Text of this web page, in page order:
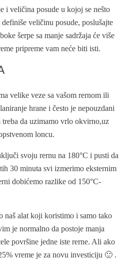
i veličina posude u kojoj se nešto
veličinu posude, poslušajte
šerpe sa manje sadržaja će više
pripreme vam neće biti isti.
velike veze sa vašom rernom ili
hrane i često je nepouzdani
da uzimamo vrlo okvirno,uz
loncu.
svoju rernu na 180°C i pusti da
30 minuta svi izmerimo eksternim
dobićemo razlike od 150°C-
naš alat koji koristimo i samo tako
je normalno da postoje manja
površine jedne iste rerne. Ali ako
vreme je za novu investiciju 🙂 .